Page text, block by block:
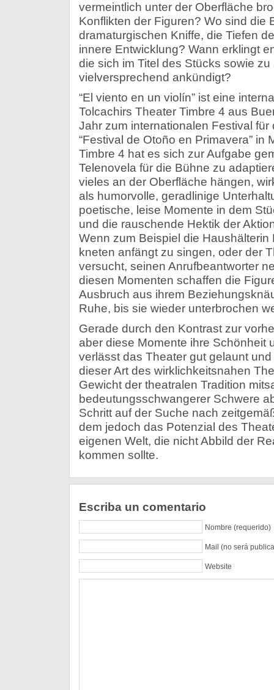
vermeintlich unter der Oberfläche
Konflikten der Figuren? Wo sind die
dramaturgischen Kniffe, die Tiefen
innere Entwicklung? Wann erklingt
die sich im Titel des Stücks sowie
vielversprechend ankündigt?
“El viento en un violín” ist eine
Tolcachirs Theater Timbre 4 aus
Jahr zum internationalen Festival für
“Festival de Otoño en Primavera” in
Timbre 4 hat es sich zur Aufgabe
Telenovela für die Bühne zu
vieles an der Oberfläche hängen,
als humorvolle, geradlinige
poetische, leise Momente in dem
und die rauschende Hektik der
Wenn zum Beispiel die Haushälterin
kneten anfängt zu singen, oder der
versucht, seinen Anrufbeantworter
diesen Momenten schaffen die
Ausbruch aus ihrem
Ruhe, bis sie wieder unterbrochen
Gerade durch den Kontrast zur
aber diese Momente ihre Schönheit
verlässt das Theater gut gelaunt
dieser Art des wirklichkeitsnahen
Gewicht der theatralen Tradition
bedeutungsschwangerer Schwere
Schritt auf der Suche nach
dem jedoch das Potenzial des
eigenen Welt, die nicht Abbild der
kommen sollte.
Escriba un comentario
Nombre (requerido)
Mail (no será
Website